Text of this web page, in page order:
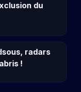
du
radars
!